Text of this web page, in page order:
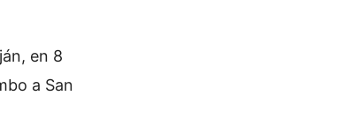
en 8
a San